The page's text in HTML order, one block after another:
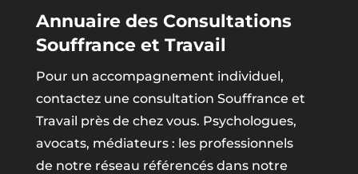
Annuaire des Consultations
Souffrance et Travail
Pour un accompagnement individuel,
contactez une consultation Souffrance et
Travail près de chez vous. Psychologues,
avocats, médiateurs : les professionnels
de notre réseau référencés dans notre